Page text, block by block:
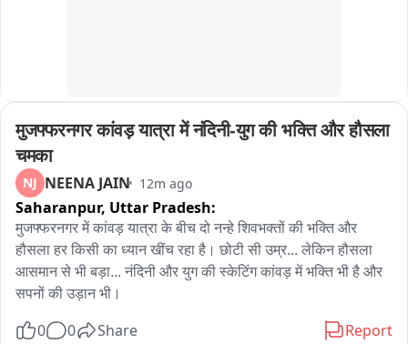
मुजफ्फरनगर कांवड़ यात्रा में नंदिनी-युग की भक्ति और हौसला
चमका
NJ NEENA JAIN 12m ago
Saharanpur, Uttar Pradesh:
मुजफ्फरनगर में कांवड़ यात्रा के बीच दो नन्हे शिवभक्तों की भक्ति और
हौसला हर किसी का ध्यान खींच रहा है। छोटी सी उम्र... लेकिन हौसला
आसमान से भी बड़ा... नंदिनी और युग की स्केटिंग कांवड़ में भक्ति भी है और
सपनों की उड़ान भी।
0 0 Share Report